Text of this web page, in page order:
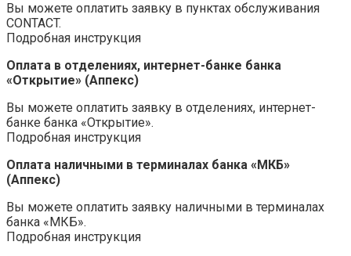
Вы можете оплатить заявку в пунктах обслуживания
CONTACT.
Подробная инструкция
Оплата в отделениях, интернет-банке банка
«Открытие» (Аппекс)
Вы можете оплатить заявку в отделениях, интернет-
банке банка «Открытие».
Подробная инструкция
Оплата наличными в терминалах банка «МКБ»
(Аппекс)
Вы можете оплатить заявку наличными в терминалах
банка «МКБ».
Подробная инструкция